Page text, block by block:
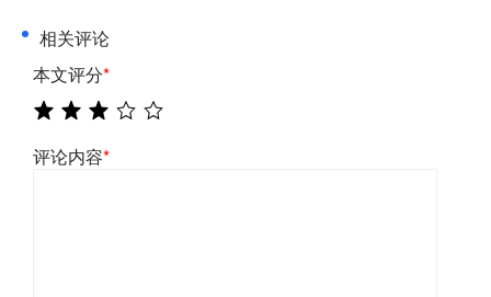
相关评论
本文评分*
评论内容*